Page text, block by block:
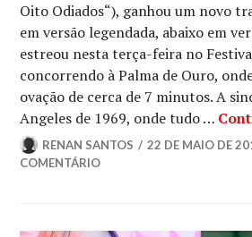
Oito Odiados“), ganhou um novo
em versão legendada, abaixo em
estreou nesta terça-feira no
concorrendo à Palma de Ouro,
ovação de cerca de 7 minutos. A
Angeles de 1969, onde tudo …
RENAN SANTOS 22 DE MAIO DE
COMENTÁRIO